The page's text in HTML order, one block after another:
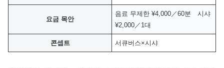
요금 목안
음료 무제한 ¥4,000／60분 시샤
¥2,000／1대
콘셉트 서큐버스×시샤